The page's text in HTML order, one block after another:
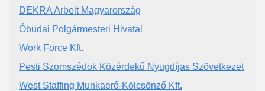
DEKRA Arbeit Magyarország
Óbudai Polgármesteri Hivatal
Work Force Kft.
Pesti Szomszédok Közérdekű Nyugdíjas Szövetkezet
West Staffing Munkaerő-Kölcsönző Kft.